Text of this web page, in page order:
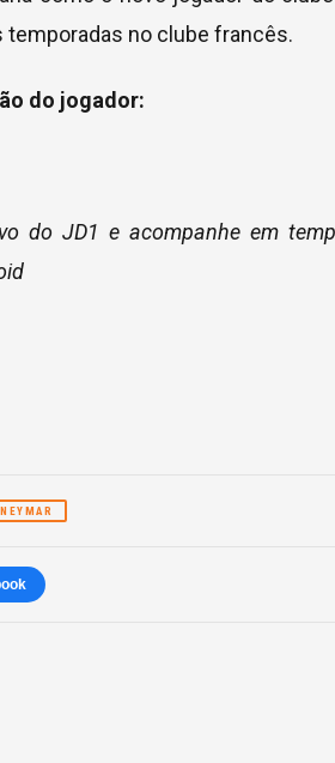
temporadas no clube francês.
do jogador:
do JD1 e acompanhe em